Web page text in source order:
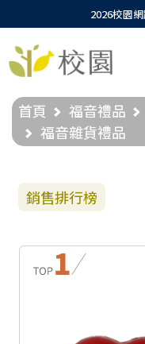
2026校園
首頁 福音禮品
福音雜貨禮品
銷售排行榜